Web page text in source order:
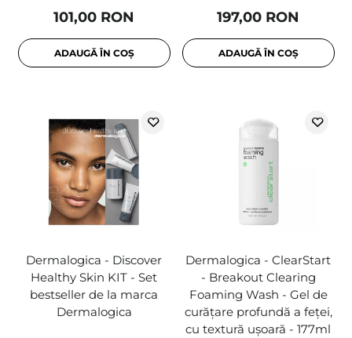
101,00 RON
ADAUGĂ ÎN COȘ
197,00 RON
ADAUGĂ ÎN COȘ
Dermalogica - Discover
Healthy Skin KIT - Set
bestseller de la marca
Dermalogica
Dermalogica - ClearStart
- Breakout Clearing
Foaming Wash - Gel de
curățare profundă a feței,
cu textură ușoară - 177ml